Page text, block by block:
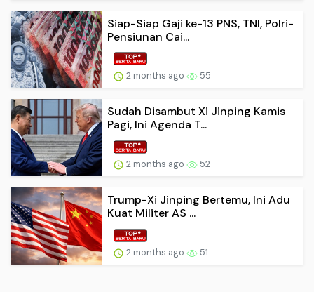
Siap-Siap Gaji ke-13 PNS, TNI, Polri-
Pensiunan Cai...
2 months ago 55
Sudah Disambut Xi Jinping Kamis
Pagi, Ini Agenda T...
2 months ago 52
Trump-Xi Jinping Bertemu, Ini Adu
Kuat Militer AS ...
2 months ago 51